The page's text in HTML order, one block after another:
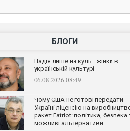
БЛОГИ
Надія лише на культ жінки в
українській культурі
06.08.2026 08:49
Чому США не готові передати
Україні ліцензію на
ракет Patriot: політика, безпека
можливі альтернативи